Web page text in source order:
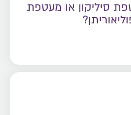
סיליקון או מעטפת